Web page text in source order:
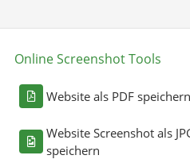
Online Screenshot Tools
Website als PDF speichern
Website Screenshot als
speichern